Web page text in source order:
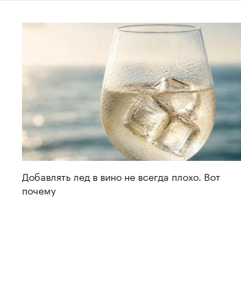
Добавлять лед в вино не всегда плохо. Вот
почему